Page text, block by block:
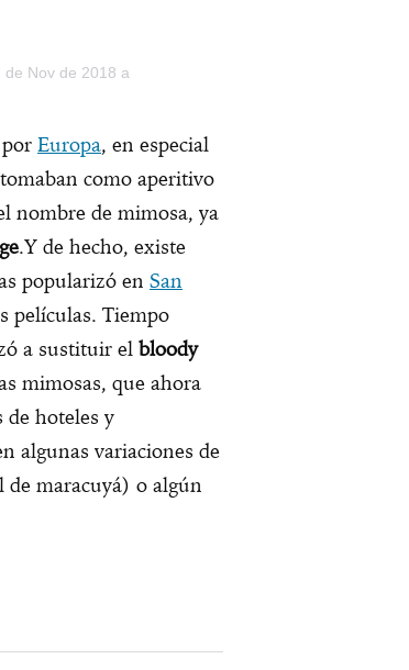
de Nov de 2018 a
Europa, en especial
como aperitivo
nombre de mimosa, ya
.Y de hecho, existe
popularizó en San
películas. Tiempo
a sustituir el bloody
mimosas, que ahora
de hoteles y
algunas variaciones de
maracuyá) o algún